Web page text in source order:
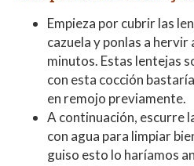
Empieza por cubrir las
cazuela y ponlas a
minutos. Estas lentejas
con esta cocción
en remojo previamente.
A continuación, escurre
con agua para limpiar
guiso esto lo haríamos